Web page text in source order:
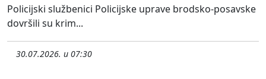
Policijski službenici Policijske uprave brodsko-posavske
dovršili su krim...
30.07.2026. u 07:30